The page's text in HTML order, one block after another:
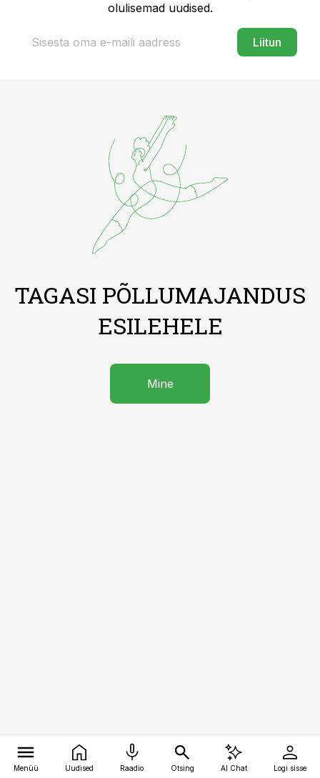
olulisemad uudised.
Liitun
TAGASI PÕLLUMAJANDUS
ESILEHELE
Mine
Menüü Uudised Raadio Otsing AI Chat Logi sisse